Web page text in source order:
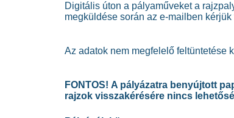
Digitális úton a pályaműveket a
megküldése során az e-mailben
Az adatok nem megfelelő feltüntetése
FONTOS! A pályázatra benyújtott
rajzok visszakérésére nincs